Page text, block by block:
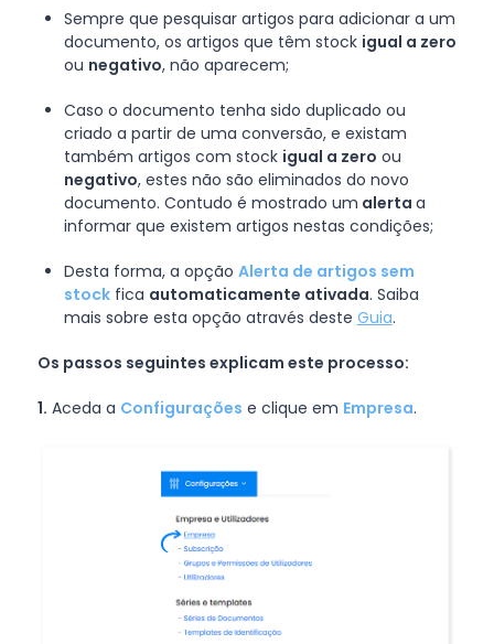
Sempre que pesquisar artigos para adicionar a um
documento, os artigos que têm stock igual a zero
ou negativo, não aparecem;
Caso o documento tenha sido duplicado ou
criado a partir de uma conversão, e existam
também artigos com stock igual a zero ou
negativo, estes não são eliminados do novo
documento. Contudo é mostrado um alerta a
informar que existem artigos nestas condições;
Desta forma, a opção Alerta de artigos sem
stockfica automaticamente ativada. Saiba
mais sobre esta opção através deste Guia.
Os passos seguintes explicam este processo:
1. Aceda a Configurações e clique em Empresa.